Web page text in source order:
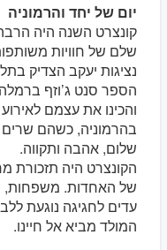
יום של יחד והרמוניה
קונצרט השנה היה
שלם של חוויות
נציגות יעקב הצדיק
הספר סנט ג’וזף ברמלה
והכינו את עצמם
בהרמוניה, כשהם
שלום, אהבה ותקווה.
הקונצרט היה תזכורת
של האחדות. משפחות,
עדים לחגיגה נוגעת
המולד מביא אל חיינו.